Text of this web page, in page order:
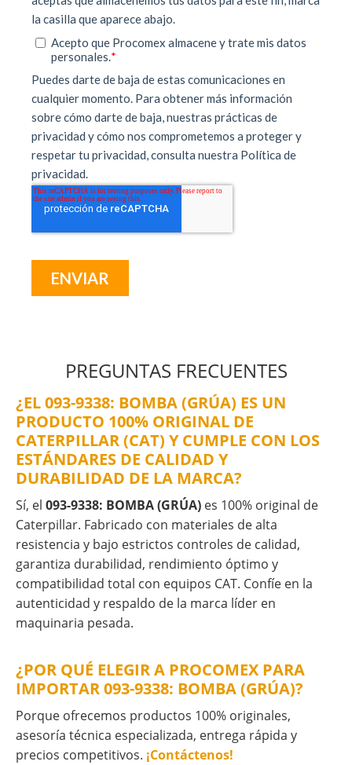
PREGUNTAS FRECUENTES
¿EL 093-9338: BOMBA (GRÚA) ES UN
PRODUCTO 100% ORIGINAL DE
CATERPILLAR (CAT) Y CUMPLE CON LOS
ESTÁNDARES DE CALIDAD Y
DURABILIDAD DE LA MARCA?
Sí, el 093-9338: BOMBA (GRÚA) es 100% original de
Caterpillar. Fabricado con materiales de alta
resistencia y bajo estrictos controles de calidad,
garantiza durabilidad, rendimiento óptimo y
compatibilidad total con equipos CAT. Confíe en la
autenticidad y respaldo de la marca líder en
maquinaria pesada.
¿POR QUÉ ELEGIR A PROCOMEX PARA
IMPORTAR 093-9338: BOMBA (GRÚA)?
Porque ofrecemos productos 100% originales,
asesoría técnica especializada, entrega rápida y
precios competitivos. ¡Contáctenos!